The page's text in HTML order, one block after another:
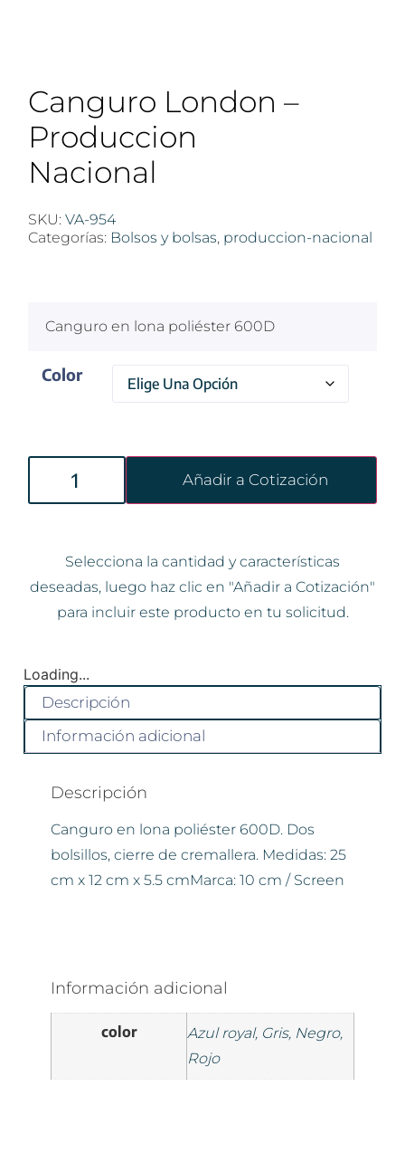
Canguro London –
Produccion
Nacional
SKU: VA-954
Categorías: Bolsos y bolsas, produccion-nacional
Canguro en lona poliéster 600D
Color
Añadir a Cotización
Selecciona la cantidad y características
deseadas, luego haz clic en "Añadir a Cotización"
para incluir este producto en tu solicitud.
Loading...
Descripción
Información adicional
Descripción
Canguro en lona poliéster 600D. Dos
bolsillos, cierre de cremallera. Medidas: 25
cm x 12 cm x 5.5 cmMarca: 10 cm / Screen
Información adicional
color
Azul royal, Gris, Negro,
Rojo